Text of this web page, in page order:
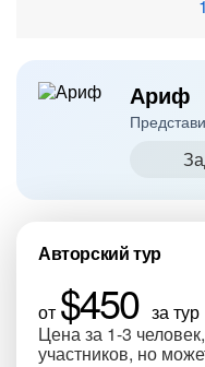
Ариф
Авторский тур
от $450 за тур
Цена за 1-3
участников, но